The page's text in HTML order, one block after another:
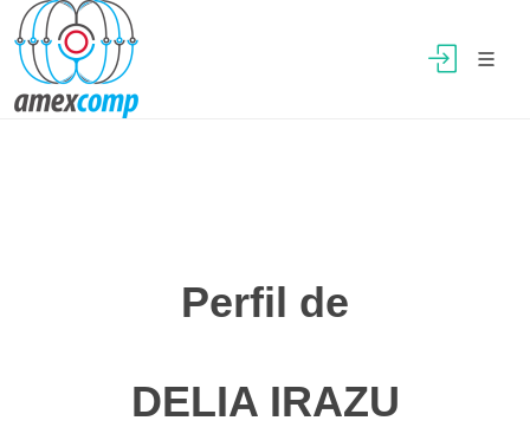
Perfil de
DELIA IRAZU